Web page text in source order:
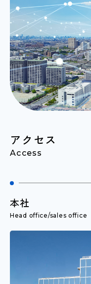
アクセス
Access
本社
Head office/sales office